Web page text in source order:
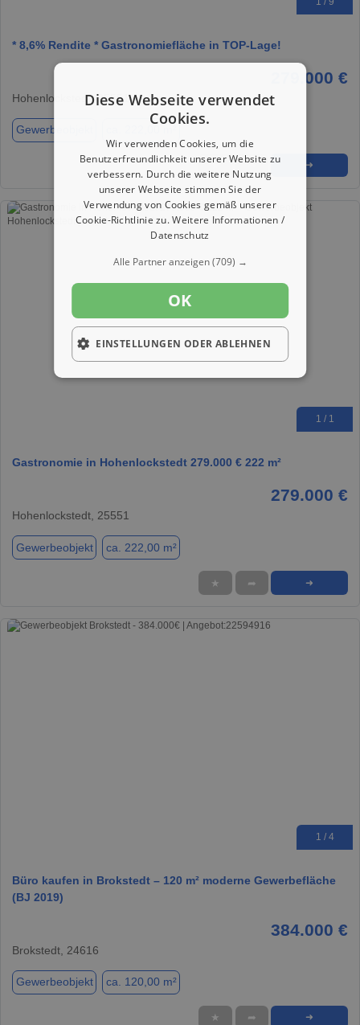
* 8,6% Rendite * Gastronomiefläche in TOP-Lage!
279.000 €
Hohenlockstedt, 25551
Gewerbeobjekt
★ ➦ ➜
1 / 1
Gastronomie in Hohenlockstedt 279.000 € 222 m²
279.000 €
Hohenlockstedt, 25551
Gewerbeobjekt ca. 222,00 m²
★ ➦ ➜
1 / 4
Büro kaufen in Brokstedt – 120 m² moderne Gewerbefläche
(BJ 2019)
384.000 €
Brokstedt, 24616
Gewerbeobjekt ca. 120,00 m²
★ ➦ ➜
Diese Webseite verwendet
Cookies.
Wir verwenden Cookies, um die
Benutzerfreundlichkeit unserer Website zu
verbessern. Durch die weitere Nutzung
unserer Webseite stimmen Sie der
Verwendung von Cookies gemäß unserer
Cookie-Richtlinie zu.Weitere Informationen /
Datenschutz
Alle Partner anzeigen(709) →
OK
EINSTELLUNGEN ODER ABLEHNEN